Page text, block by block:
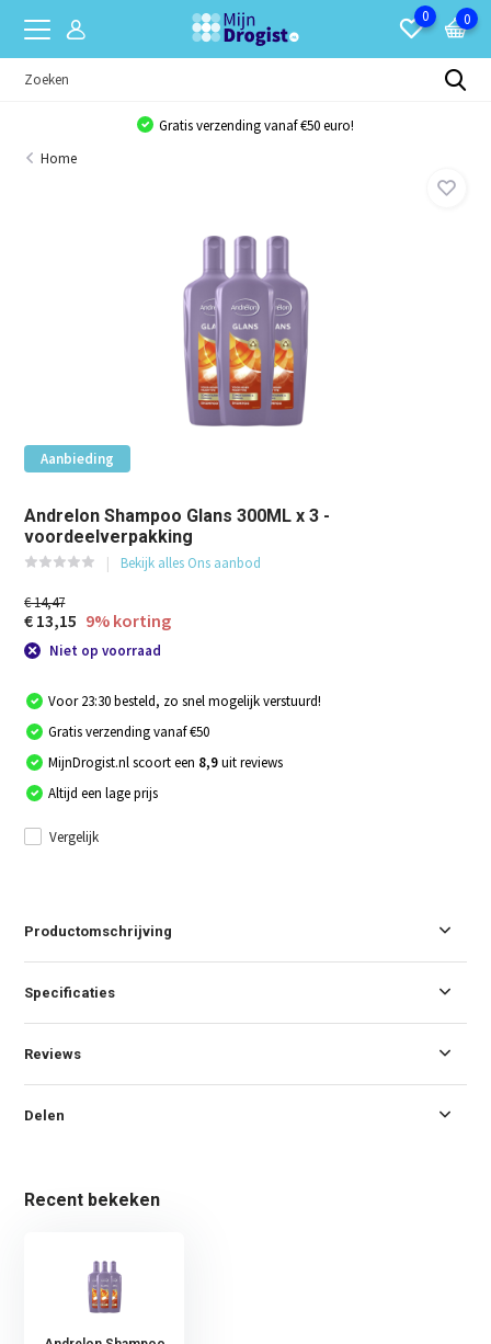
0 0
Gratis verzending vanaf €50 euro!
Home
Aanbieding
Andrelon Shampoo Glans 300ML x 3 -
voordeelverpakking
Bekijk alles Ons aanbod
€ 14,47
€ 13,15 9% korting
Niet op voorraad
Voor 23:30 besteld, zo snel mogelijk verstuurd!
Gratis verzending vanaf €50
MijnDrogist.nl scoort een 8,9uit reviews
Altijd een lage prijs
Vergelijk
Productomschrijving
Specificaties
Reviews
Delen
Recent bekeken